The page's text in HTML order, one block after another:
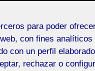
por:
para poder
con fines
con un perfil
rechazar o